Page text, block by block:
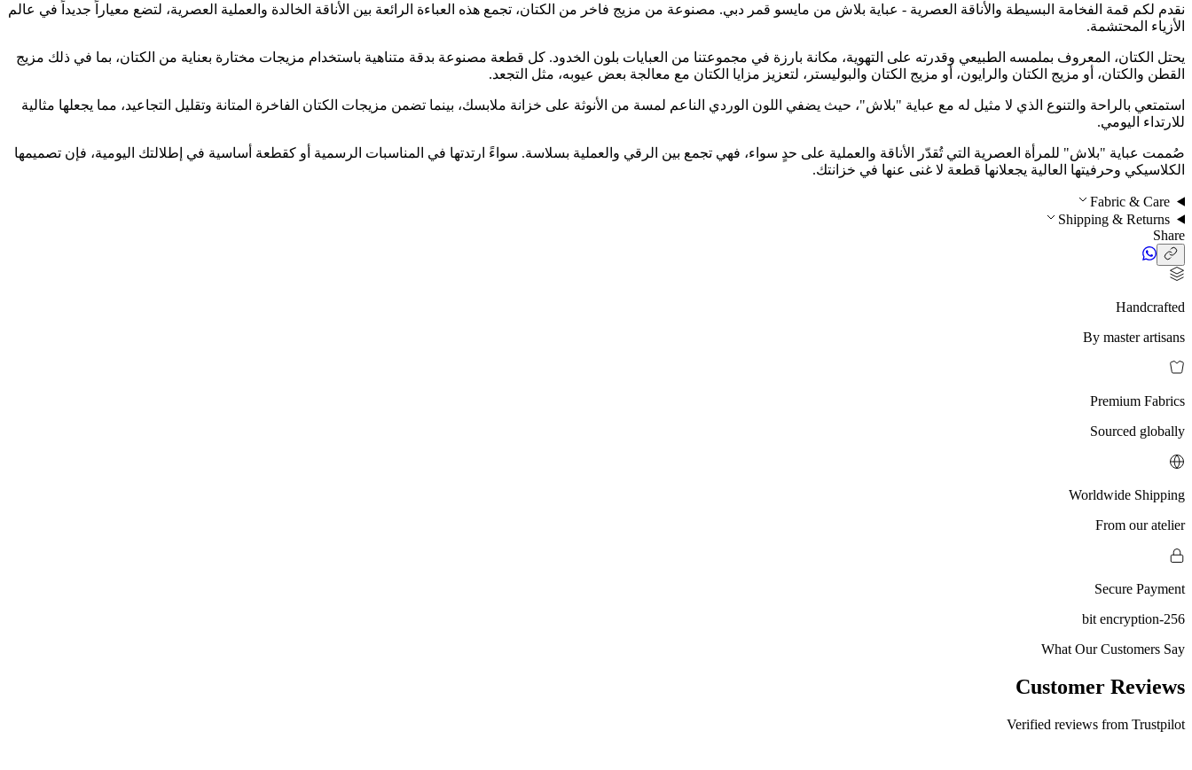
نقدم لكم قمة الفخامة البسيطة والأناقة العصرية - عباية بلاش من مايسو قمر دبي. مصنوعة من مزيج فاخر من الكتان، تجمع هذه العباءة الرائعة بين الأناقة الخالدة والعملية العصرية، لتضع معياراً جديداً في عالم
الأزياء المحتشمة.
يحتل الكتان، المعروف بملمسه الطبيعي وقدرته على التهوية، مكانة بارزة في مجموعتنا من العبايات بلون الخدود. كل قطعة مصنوعة بدقة متناهية باستخدام مزيجات مختارة بعناية من الكتان، بما في ذلك مزيج
القطن والكتان، أو مزيج الكتان والرايون، أو مزيج الكتان والبوليستر، لتعزيز مزايا الكتان مع معالجة بعض عيوبه، مثل التجعد.
استمتعي بالراحة والتنوع الذي لا مثيل له مع عباية "بلاش"، حيث يضفي اللون الوردي الناعم لمسة من الأنوثة على خزانة ملابسك، بينما تضمن مزيجات الكتان الفاخرة المتانة وتقليل التجاعيد، مما يجعلها مثالية
للارتداء اليومي.
صُممت عباية "بلاش" للمرأة العصرية التي تُقدّر الأناقة والعملية على حدٍ سواء، فهي تجمع بين الرقي والعملية بسلاسة. سواءً ارتدتها في المناسبات الرسمية أو كقطعة أساسية في إطلالتك اليومية، فإن تصميمها
الكلاسيكي وحرفيتها العالية يجعلانها قطعة لا غنى عنها في خزانتك.
Fabric & Care
Shipping & Returns
Share
Handcrafted
By master artisans
Premium Fabrics
Sourced globally
Worldwide Shipping
From our atelier
Secure Payment
256-bit encryption
What Our Customers Say
Customer Reviews
Verified reviews from Trustpilot